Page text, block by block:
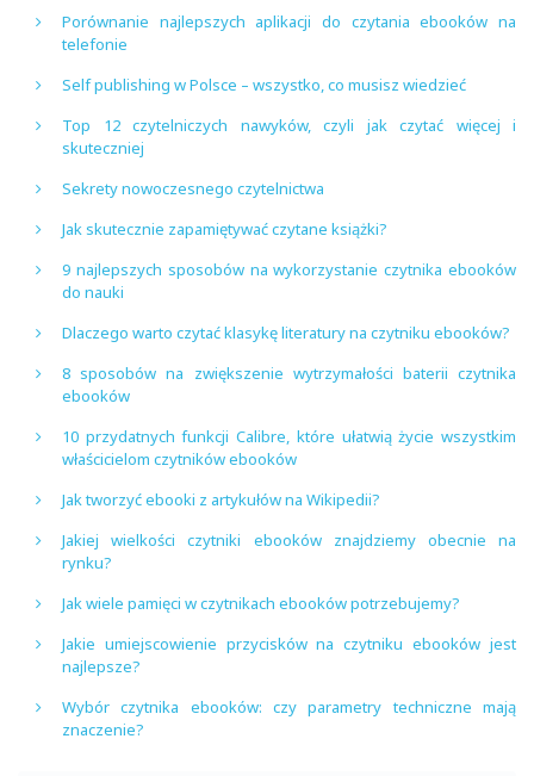
Porównanie najlepszych aplikacji do czytania ebooków na
telefonie
Self publishing w Polsce – wszystko, co musisz wiedzieć
Top 12 czytelniczych nawyków, czyli jak czytać więcej i
skuteczniej
Sekrety nowoczesnego czytelnictwa
Jak skutecznie zapamiętywać czytane książki?
9 najlepszych sposobów na wykorzystanie czytnika ebooków
do nauki
Dlaczego warto czytać klasykę literatury na czytniku ebooków?
8 sposobów na zwiększenie wytrzymałości baterii czytnika
ebooków
10 przydatnych funkcji Calibre, które ułatwią życie wszystkim
właścicielom czytników ebooków
Jak tworzyć ebooki z artykułów na Wikipedii?
Jakiej wielkości czytniki ebooków znajdziemy obecnie na
rynku?
Jak wiele pamięci w czytnikach ebooków potrzebujemy?
Jakie umiejscowienie przycisków na czytniku ebooków jest
najlepsze?
Wybór czytnika ebooków: czy parametry techniczne mają
znaczenie?